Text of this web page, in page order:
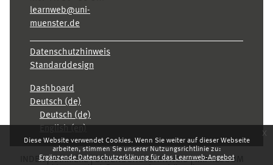
Diese Website verwendet Cookies. Wenn Sie weiter auf dieser Webseite
arbeiten, stimmen Sie unserer Nutzungsrichtlinie zu:
Ergänzende Datenschutzerklärung für das Learnweb-Angebot
x
learnweb@uni-
muenster.de
Datenschutzhinweis
Standarddesign
Dashboard
Deutsch ‎(de)‎
Deutsch ‎(de)‎
INDEX KARRIERE DATENSCHUTZHINWEIS
IMPRESSUM